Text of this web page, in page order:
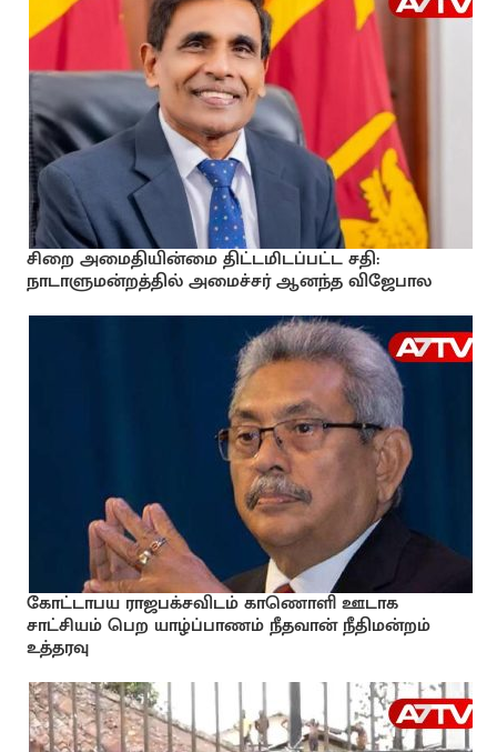
சிறை அமைதியின்மை திட்டமிடப்பட்ட சதி:
நாடாளுமன்றத்தில் அமைச்சர் ஆனந்த விஜேபால
கோட்டாபய ராஜபக்சவிடம் காணொளி ஊடாக
சாட்சியம் பெற யாழ்ப்பாணம் நீதவான் நீதிமன்றம்
உத்தரவு